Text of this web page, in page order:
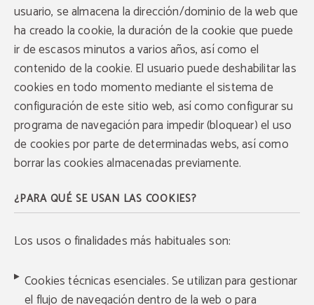
usuario, se almacena la dirección/dominio de la web que
ha creado la cookie, la duración de la cookie que puede
ir de escasos minutos a varios años, así como el
contenido de la cookie. El usuario puede deshabilitar las
cookies en todo momento mediante el sistema de
configuración de este sitio web, así como configurar su
programa de navegación para impedir (bloquear) el uso
de cookies por parte de determinadas webs, así como
borrar las cookies almacenadas previamente.
¿PARA QUÉ SE USAN LAS COOKIES?
Los usos o finalidades más habituales son:
Cookies técnicas esenciales. Se utilizan para gestionar
el flujo de navegación dentro de la web o para